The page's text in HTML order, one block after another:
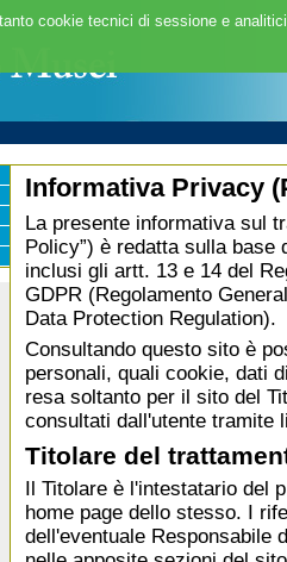
Informativa Privacy
La presente informativa sul
Policy”) è redatta sulla
inclusi gli artt. 13 e 14 del
GDPR (Regolamento
Data Protection Regulation).
Consultando questo sito è
personali, quali cookie, dati
resa soltanto per il sito del
consultati dall'utente tramite
Titolare del
Il Titolare è l'intestatario del
home page dello stesso. I
dell'eventuale Responsabile
cookie tecnici di sessione e